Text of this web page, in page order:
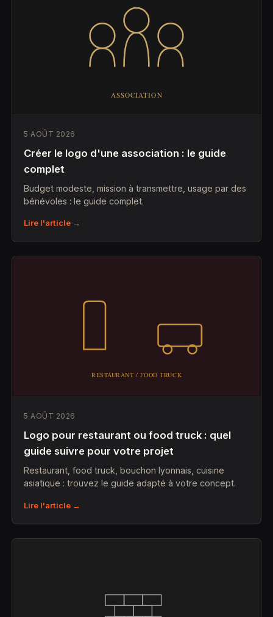
5 AOÛT 2026
Créer le logo d'une association : le guide
complet
Budget modeste, mission à transmettre, usage par des
bénévoles : le guide complet.
Lire l'article →
5 AOÛT 2026
Logo pour restaurant ou food truck : quel
guide suivre pour votre projet
Restaurant, food truck, bouchon lyonnais, cuisine
asiatique : trouvez le guide adapté à votre concept.
Lire l'article →